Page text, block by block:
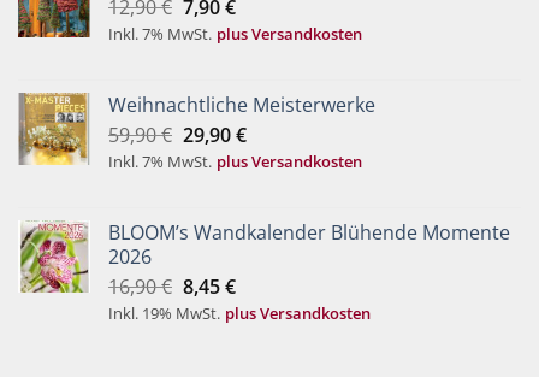
12,90€ Ursprünglicher
Preis
7,90€Aktueller
Preis
Inkl. 7% MwSt. plus Versandkosten
Weihnachtliche Meisterwerke
59,90€ Ursprünglicher
Preis
29,90€Aktueller
Preis
Inkl. 7% MwSt. plus Versandkosten
BLOOM’s Wandkalender Blühende Momente
2026
16,90€ Ursprünglicher
Preis
8,45€Aktueller
Preis
Inkl. 19% MwSt. plus Versandkosten